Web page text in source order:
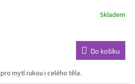
Skladem
Do košíku
mytí rukou i celého těla.